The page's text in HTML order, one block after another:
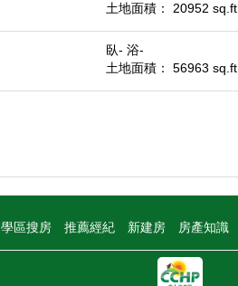
土地面積： 20952 sq.ft
臥- 浴-
土地面積： 56963 sq.ft
學區搜房 推薦經紀 新建房 房產知識